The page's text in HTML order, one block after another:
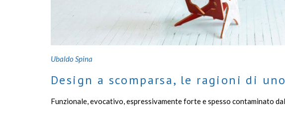
Ubaldo Spina
Design a scomparsa, le ragioni di
Funzionale, evocativo, espressivamente forte e spesso contaminato